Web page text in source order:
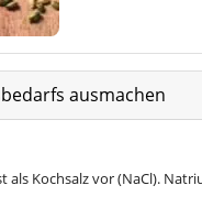
ausmachen
als Kochsalz vor (NaCl).